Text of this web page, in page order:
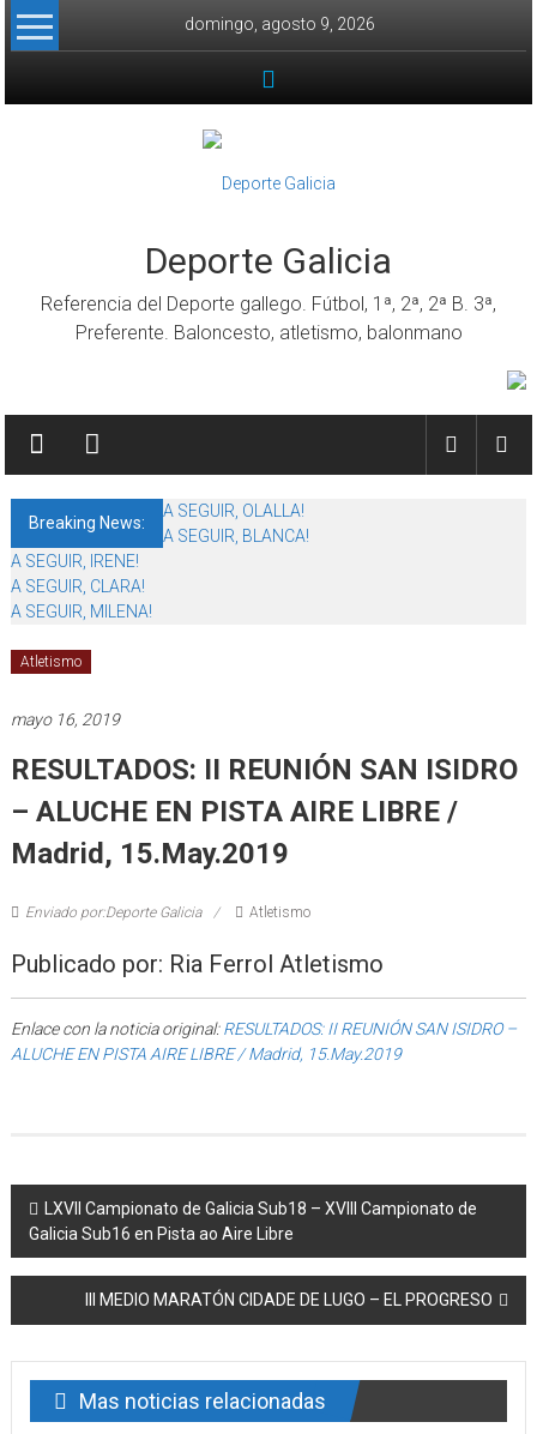
Skip to content
domingo, agosto 9, 2026
Deporte Galicia
Referencia del Deporte gallego. Fútbol, 1ª, 2ª, 2ª B. 3ª,
Preferente. Baloncesto, atletismo, balonmano
Breaking News:
A SEGUIR, OLALLA!
A SEGUIR, BLANCA!
A SEGUIR, IRENE!
A SEGUIR, CLARA!
A SEGUIR, MILENA!
Atletismo
mayo 16, 2019
RESULTADOS: II REUNIÓN SAN ISIDRO
– ALUCHE EN PISTA AIRE LIBRE /
Madrid, 15.May.2019
Enviado por:Deporte Galicia Atletismo
Publicado por: Ria Ferrol Atletismo
Enlace con la noticia original:RESULTADOS: II REUNIÓN SAN ISIDRO –
ALUCHE EN PISTA AIRE LIBRE / Madrid, 15.May.2019
Post navigation
LXVII Campionato de Galicia Sub18 – XVIII Campionato de
Galicia Sub16 en Pista ao Aire Libre
III MEDIO MARATÓN CIDADE DE LUGO – EL PROGRESO
Mas noticias relacionadas